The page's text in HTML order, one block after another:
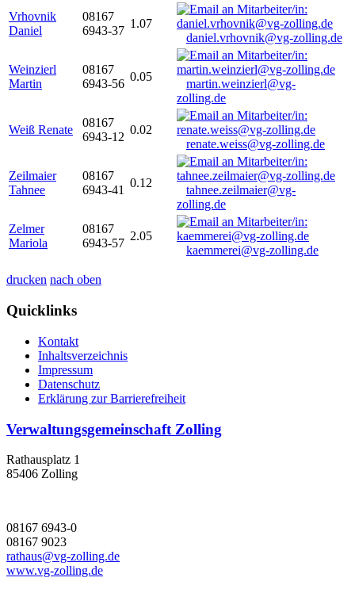
Vrhovnik
Daniel
08167
6943-37
1.07
daniel.vrhovnik@vg-zolling.de
Weinzierl
Martin
08167
6943-56
0.05
martin.weinzierl@vg-
zolling.de
Weiß Renate
08167
6943-12
0.02
renate.weiss@vg-zolling.de
Zeilmaier
Tahnee
08167
6943-41
0.12
tahnee.zeilmaier@vg-
zolling.de
Zelmer
Mariola
08167
6943-57
2.05
kaemmerei@vg-zolling.de
drucken nach oben
Quicklinks
Kontakt
Inhaltsverzeichnis
Impressum
Datenschutz
Erklärung zur Barrierefreiheit
Verwaltungsgemeinschaft Zolling
Rathausplatz 1
85406 Zolling
08167 6943-0
08167 9023
rathaus@vg-zolling.de
www.vg-zolling.de